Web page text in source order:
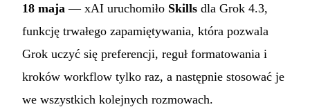
18 maja — xAI uruchomiło Skills dla Grok 4.3,
funkcję trwałego zapamiętywania, która pozwala
Grok uczyć się preferencji, reguł formatowania i
kroków workflow tylko raz, a następnie stosować je
we wszystkich kolejnych rozmowach.